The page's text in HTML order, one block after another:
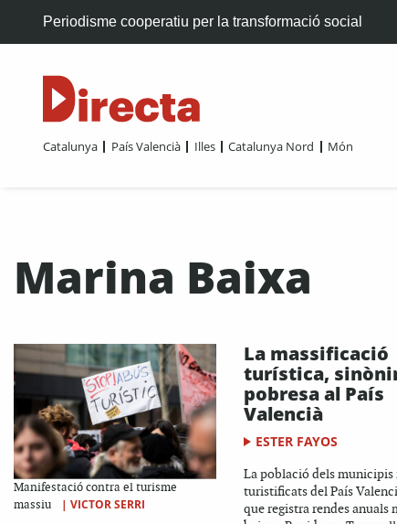
Periodisme cooperatiu per la transformació social
Catalunya País Valencià Illes Catalunya Nord Món
Marina Baixa
Manifestació contra el turisme
massiu
| VICTOR SERRI
La massificació
turística,
pobresa al País
Valencià
ESTER FAYOS
La població dels municipis
turistificats del País
que registra rendes anuals